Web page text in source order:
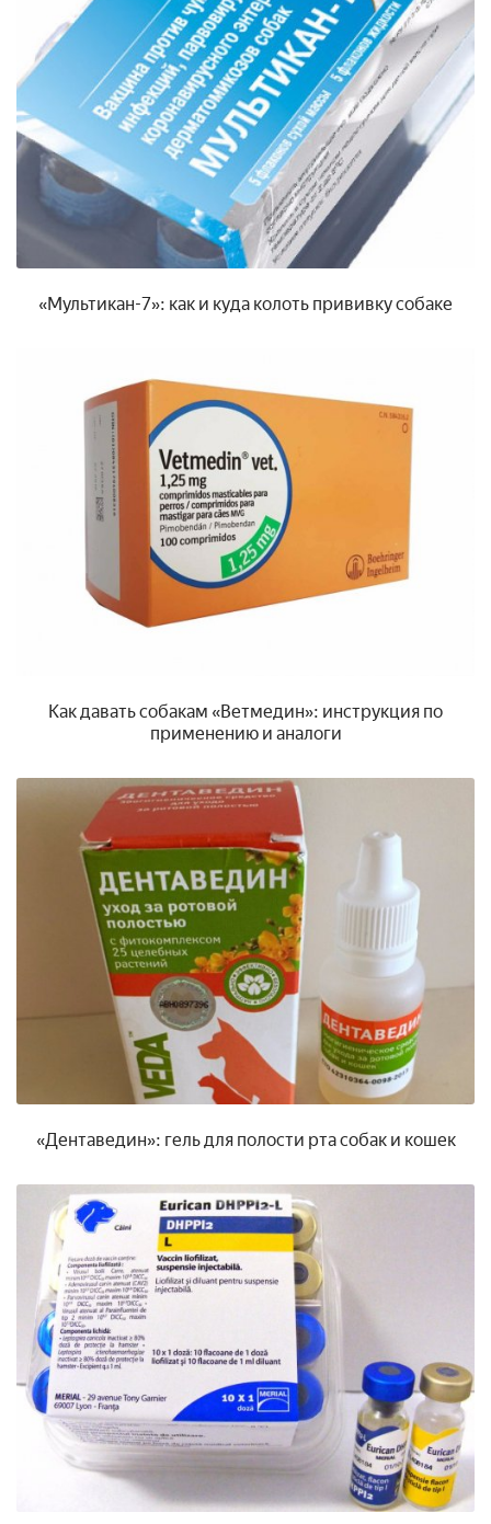
«Мультикан-7»: как и куда колоть прививку собаке
Как давать собакам «Ветмедин»: инструкция по
применению и аналоги
«Дентаведин»: гель для полости рта собак и кошек